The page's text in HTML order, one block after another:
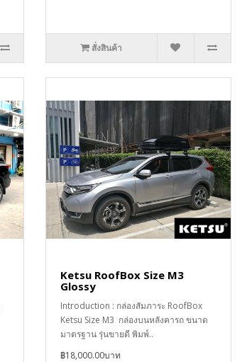
สั่งสินค้า
Ketsu RoofBox Size M3
Glossy
Introduction : กล่องสัมภาระ RoofBox
Ketsu Size M3 กล่องบนหลังคารถ ขนาด
มาตรฐาน รุ่นขายดี พิมพ์..
฿18,000.00บาท